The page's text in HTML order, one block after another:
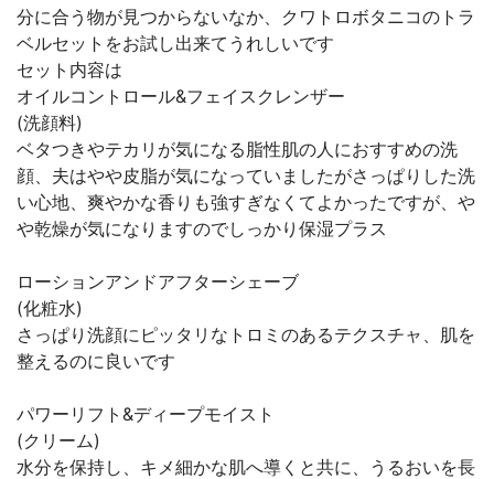
分に合う物が見つからないなか、クワトロボタニコのトラ
ベルセットをお試し出来てうれしいです
セット内容は
オイルコントロール&フェイスクレンザー
(洗顔料)
ベタつきやテカリが気になる脂性肌の人におすすめの洗
顔、夫はやや皮脂が気になっていましたがさっぱりした洗
い心地、爽やかな香りも強すぎなくてよかったですが、や
や乾燥が気になりますのでしっかり保湿プラス
ローションアンドアフターシェーブ
(化粧水)
さっぱり洗顔にピッタリなトロミのあるテクスチャ、肌を
整えるのに良いです
パワーリフト&ディープモイスト
(クリーム)
水分を保持し、キメ細かな肌へ導くと共に、うるおいを長